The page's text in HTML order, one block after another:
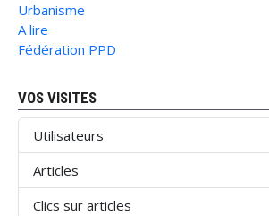
Urbanisme
A lire
Fédération PPD
VOS VISITES
Utilisateurs
Articles
Clics sur articles